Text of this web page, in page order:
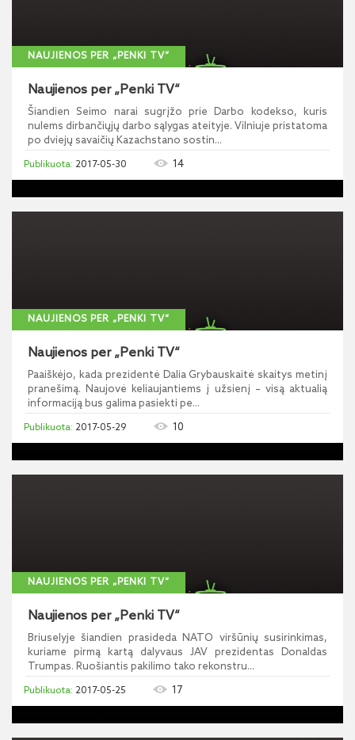
NAUJIENOS PER „PENKI TV“
Naujienos per „Penki TV“
Šiandien Seimo narai sugrįžo prie Darbo kodekso, kuris
nulems dirbančiųjų darbo sąlygas ateityje. Vilniuje pristatoma
po dviejų savaičių Kazachstano sostin...
2017-05-30 14
NAUJIENOS PER „PENKI TV“
Naujienos per „Penki TV“
Paaiškėjo, kada prezidentė Dalia Grybauskaitė skaitys metinį
pranešimą. Naujovė keliaujantiems į užsienį – visą aktualią
informaciją bus galima pasiekti pe...
2017-05-29 10
NAUJIENOS PER „PENKI TV“
Naujienos per „Penki TV“
Briuselyje šiandien prasideda NATO viršūnių susirinkimas,
kuriame pirmą kartą dalyvaus JAV prezidentas Donaldas
Trumpas. Ruošiantis pakilimo tako rekonstru...
2017-05-25 17